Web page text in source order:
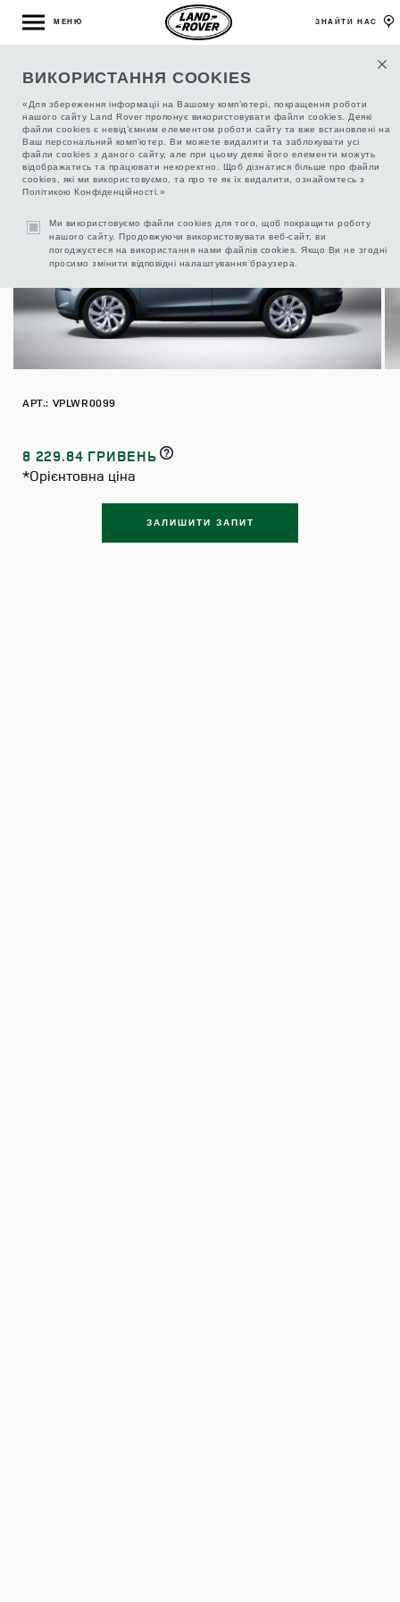
ВИКОРИСТАННЯ COOKIES
«Для збереження інформаціі на Вашому комп’ютері, покращення роботи
нашого сайту Land Rover пропонує використовувати файли cookies. Деякі
файли cookies є невід’ємним елементом роботи сайту та вже встановлені на
Ваш персональний комп’ютер. Ви можете видалити та заблокувати усі
файли cookies з даного сайту, але при цьому деякі його елементи можуть
відображатись та працювати некоректно. Щоб дізнатися більше про файли
cookies, які ми використовуємо, та про те як їх видалити, ознайомтесь з
Політикою Конфіденційності.»
Ми використовуємо файли cookies для того, щоб покращити роботу
нашого сайту. Продовжуючи використовувати веб-сайт, ви
погоджуєтеся на використання нами файлів cookies. Якщо Ви не згодні
просимо змінити відповідні налаштування браузера.
МЕНЮ ЗНАЙТИ НАС
БАГАЖНИК ДЛЯ ВОДНОСПОРТИВНОГО
СПОРЯДЖЕННЯ
АРТ.: VPLWR0099
8 229.84 ГРИВЕНЬ
*Орієнтовна ціна
ЗАЛИШИТИ ЗАПИТ